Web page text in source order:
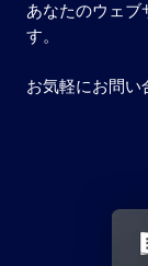
あなたのウェブ
す。
お気軽にお問い